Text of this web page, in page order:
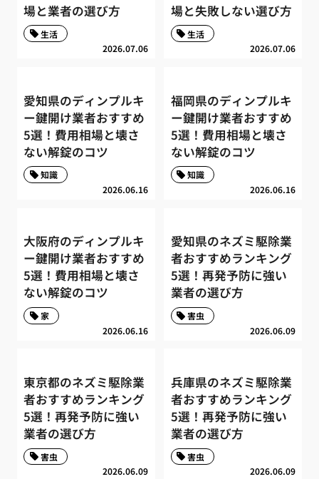
場と業者の選び方
2026.07.06
生活
場と失敗しない選び方
2026.07.06
生活
愛知県のディンプルキ
ー鍵開け業者おすすめ
5選！費用相場と壊さ
ない解錠のコツ
2026.06.16
知識
福岡県のディンプルキ
ー鍵開け業者おすすめ
5選！費用相場と壊さ
ない解錠のコツ
2026.06.16
知識
大阪府のディンプルキ
ー鍵開け業者おすすめ
5選！費用相場と壊さ
ない解錠のコツ
2026.06.16
家
愛知県のネズミ駆除業
者おすすめランキング
5選！再発予防に強い
業者の選び方
2026.06.09
害虫
東京都のネズミ駆除業
者おすすめランキング
5選！再発予防に強い
業者の選び方
2026.06.09
害虫
兵庫県のネズミ駆除業
者おすすめランキング
5選！再発予防に強い
業者の選び方
2026.06.09
害虫